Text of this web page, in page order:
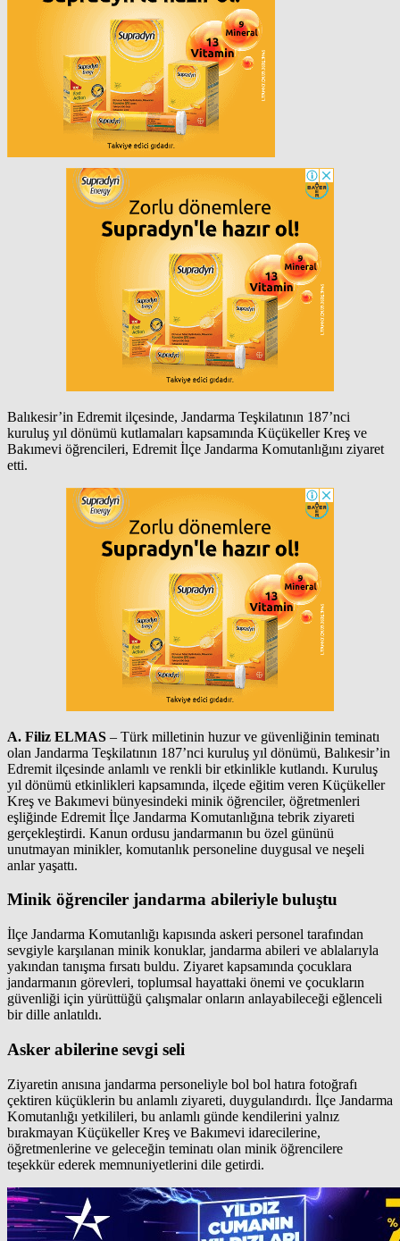
Balıkesir’in Edremit ilçesinde, Jandarma Teşkilatının 187’nci
kuruluş yıl dönümü kutlamaları kapsamında Küçükeller Kreş ve
Bakımevi öğrencileri, Edremit İlçe Jandarma Komutanlığını ziyaret
etti.
A. Filiz ELMAS – Türk milletinin huzur ve güvenliğinin teminatı
olan Jandarma Teşkilatının 187’nci kuruluş yıl dönümü, Balıkesir’in
Edremit ilçesinde anlamlı ve renkli bir etkinlikle kutlandı. Kuruluş
yıl dönümü etkinlikleri kapsamında, ilçede eğitim veren Küçükeller
Kreş ve Bakımevi bünyesindeki minik öğrenciler, öğretmenleri
eşliğinde Edremit İlçe Jandarma Komutanlığına tebrik ziyareti
gerçekleştirdi. Kanun ordusu jandarmanın bu özel gününü
unutmayan minikler, komutanlık personeline duygusal ve neşeli
anlar yaşattı.
Minik öğrenciler jandarma abileriyle buluştu
İlçe Jandarma Komutanlığı kapısında askeri personel tarafından
sevgiyle karşılanan minik konuklar, jandarma abileri ve ablalarıyla
yakından tanışma fırsatı buldu. Ziyaret kapsamında çocuklara
jandarmanın görevleri, toplumsal hayattaki önemi ve çocukların
güvenliği için yürüttüğü çalışmalar onların anlayabileceği eğlenceli
bir dille anlatıldı.
Asker abilerine sevgi seli
Ziyaretin anısına jandarma personeliyle bol bol hatıra fotoğrafı
çektiren küçüklerin bu anlamlı ziyareti, duygulandırdı. İlçe Jandarma
Komutanlığı yetkilileri, bu anlamlı günde kendilerini yalnız
bırakmayan Küçükeller Kreş ve Bakımevi idarecilerine,
öğretmenlerine ve geleceğin teminatı olan minik öğrencilere
teşekkür ederek memnuniyetlerini dile getirdi.